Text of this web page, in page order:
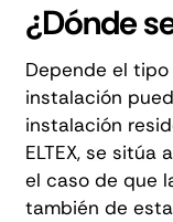
¿Dónde
Depende el tipo
instalación
instalación
ELTEX, se
el caso de que
también de